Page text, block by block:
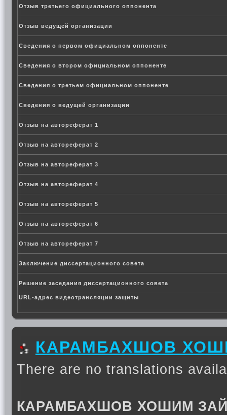
Отзыв третьего официального оппонента
Отзыв ведущей организации
Сведения о первом официальном оппоненте
Сведения о втором официальном оппоненте
Сведения о третьем официальном оппоненте
Сведения о ведущей организации
Отзыв на автореферат 1
Отзыв на автореферат 2
Отзыв на автореферат 3
Отзыв на автореферат 4
Отзыв на автореферат 5
Отзыв на автореферат 6
Отзыв на автореферат 7
Заключение диссертационного совета
Решение заседания диссертационного совета
URL-адрес видеотрансляции защиты
КАРАМБАХШОВ
There are no translations
КАРАМБАХШОВ ХОШИМ